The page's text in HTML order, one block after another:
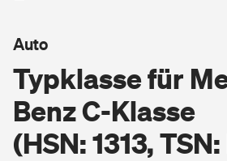
Berufsunfähigkeitsversicherung
Wohnen
Wohngebäudeversicherung
Typklasse für
Benz C-Klasse
(HSN: 1313,
Auto